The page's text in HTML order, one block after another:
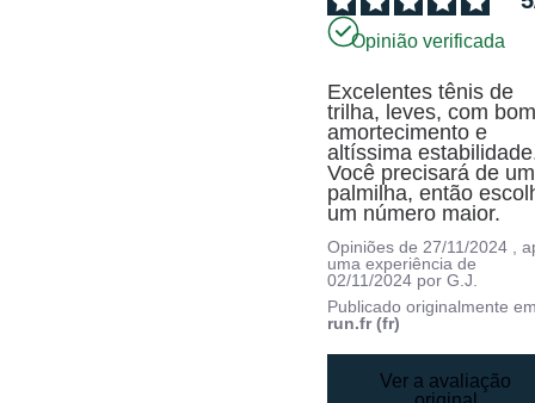
Opinião verificada
Excelentes tênis de
trilha, leves, com
amortecimento e
altíssima
Você precisará de
palmilha, então
um número maior.
Opiniões de27/11/2024 ,
uma experiência de
02/11/2024 porG.J.
Publicado originalmente
run.fr (fr)
Ver a avaliação